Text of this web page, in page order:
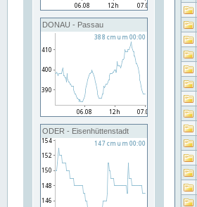
DONAU - Passau
ODER - Eisenhüttenstadt